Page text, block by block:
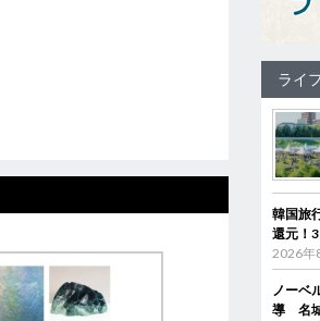
ライ
韓国旅
還元！
2026年
ノーベ
導 名城